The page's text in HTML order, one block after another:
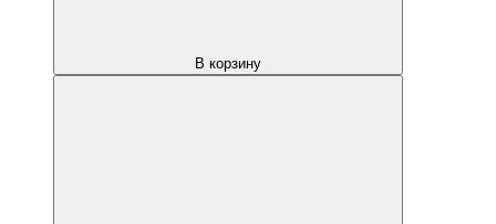
В корзину